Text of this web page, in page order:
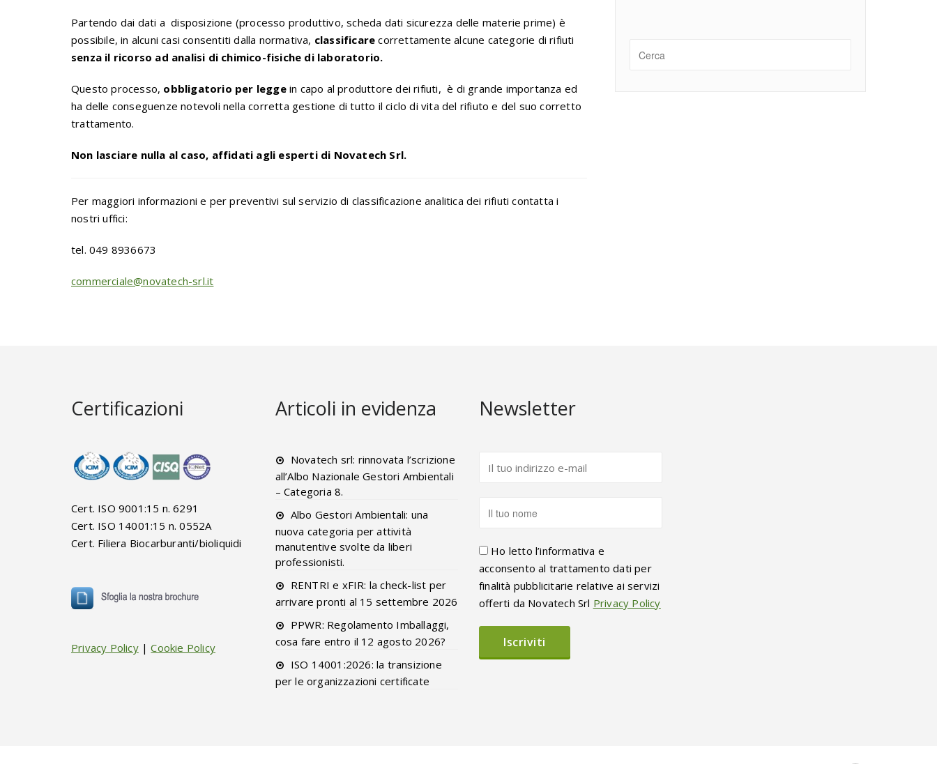
Partendo dai dati a disposizione (processo produttivo, scheda dati sicurezza delle materie prime) è
possibile, in alcuni casi consentiti dalla normativa, classificare correttamente alcune categorie di rifiuti
senza il ricorso ad analisi di chimico-fisiche di laboratorio.
Questo processo, obbligatorio per leggein capo al produttore dei rifiuti, è di grande importanza ed
ha delle conseguenze notevoli nella corretta gestione di tutto il ciclo di vita del rifiuto e del suo corretto
trattamento.
Non lasciare nulla al caso, affidati agli esperti di Novatech Srl.
Per maggiori informazioni e per preventivi sul servizio di classificazione analitica dei rifiuti contatta i
nostri uffici:
tel. 049 8936673
commerciale@novatech-srl.it
Certificazioni
Cert. ISO 9001:15 n. 6291
Cert. ISO 14001:15 n. 0552A
Cert. Filiera Biocarburanti/bioliquidi
Privacy Policy|Cookie Policy
Articoli in evidenza
Novatech srl: rinnovata l’scrizione
all’Albo Nazionale Gestori Ambientali
– Categoria 8.
Albo Gestori Ambientali: una
nuova categoria per attività
manutentive svolte da liberi
professionisti.
RENTRI e xFIR: la check-list per
arrivare pronti al 15 settembre 2026
PPWR: Regolamento Imballaggi,
cosa fare entro il 12 agosto 2026?
ISO 14001:2026: la transizione
per le organizzazioni certificate
Newsletter
Ho letto l’informativa e
acconsento al trattamento dati per
finalità pubblicitarie relative ai servizi
offerti da Novatech Srl Privacy Policy